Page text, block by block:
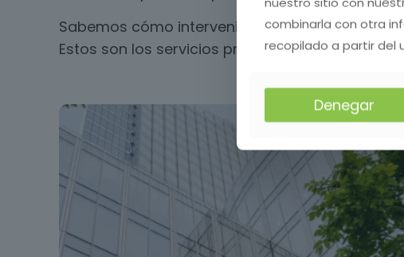
Sabemos cómo intervenir los espacios sin
Estos son los servicios profesionales que
combinarla con otra
recopilado a partir del
Denegar